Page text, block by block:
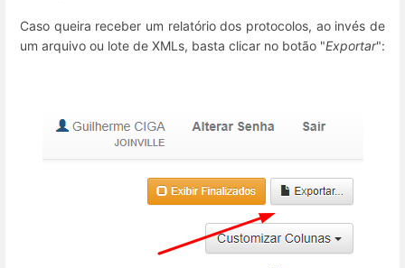
Caso queira receber um relatório dos protocolos, ao invés de
um arquivo ou lote de XMLs, basta clicar no botão "Exportar":